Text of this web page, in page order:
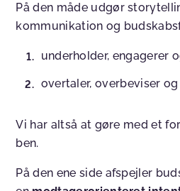
På den måde udgør
kommunikation og
underholder, engagerer
overtaler, overbeviser
Vi har altså at gøre med et
ben.
På den ene side afspejler